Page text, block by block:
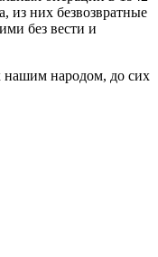
из них безвозвратные
без вести и
нашим народом, до сих